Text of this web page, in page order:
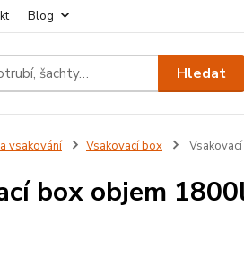
Blog
Hledat
vsakování Vsakovací box
box objem